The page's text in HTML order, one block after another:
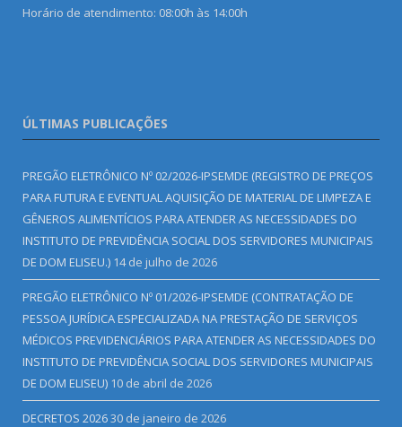
Horário de atendimento: 08:00h às 14:00h
ÚLTIMAS PUBLICAÇÕES
PREGÃO ELETRÔNICO Nº 02/2026-IPSEMDE (REGISTRO DE PREÇOS
PARA FUTURA E EVENTUAL AQUISIÇÃO DE MATERIAL DE LIMPEZA E
GÊNEROS ALIMENTÍCIOS PARA ATENDER AS NECESSIDADES DO
INSTITUTO DE PREVIDÊNCIA SOCIAL DOS SERVIDORES MUNICIPAIS
DE DOM ELISEU.) 14 de julho de 2026
PREGÃO ELETRÔNICO Nº 01/2026-IPSEMDE (CONTRATAÇÃO DE
PESSOA JURÍDICA ESPECIALIZADA NA PRESTAÇÃO DE SERVIÇOS
MÉDICOS PREVIDENCIÁRIOS PARA ATENDER AS NECESSIDADES DO
INSTITUTO DE PREVIDÊNCIA SOCIAL DOS SERVIDORES MUNICIPAIS
DE DOM ELISEU) 10 de abril de 2026
DECRETOS 202630 de janeiro de 2026